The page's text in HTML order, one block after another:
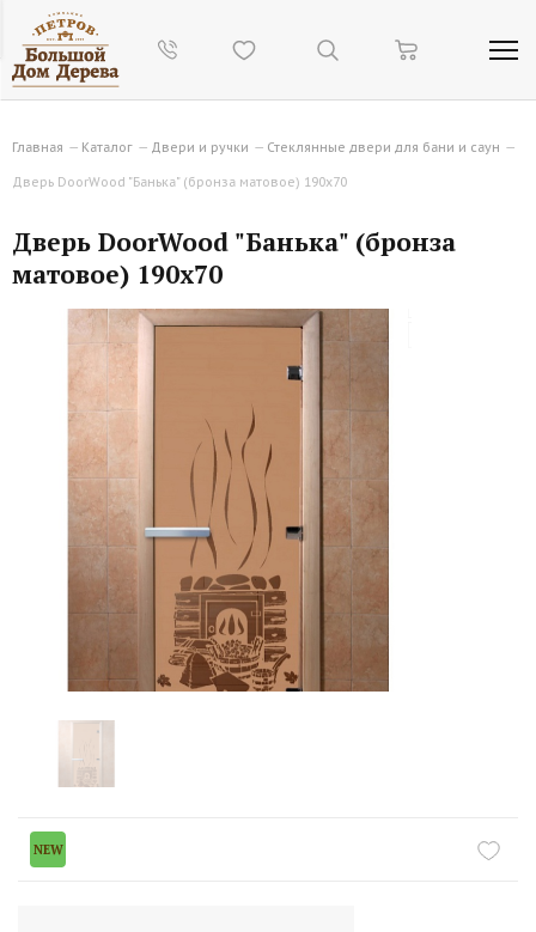
Главная — Каталог — Двери и ручки — Стеклянные двери для бани и саун —
Дверь DoorWood "Банька" (бронза матовое) 190х70
Дверь DoorWood "Банька" (бронза
матовое) 190х70
NEW